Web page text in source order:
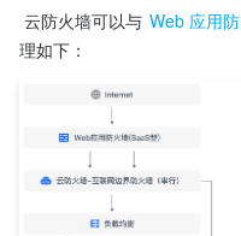
云防火墙可以与 Web 应用防
理如下：